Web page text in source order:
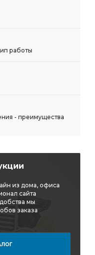
работы
- преимущества
из дома, офиса
сайта
мы
заказа